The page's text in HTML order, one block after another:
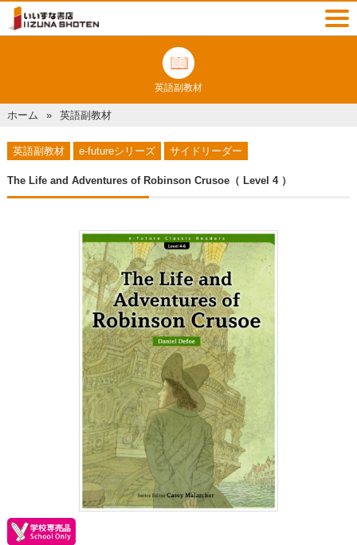
英語副教材
ホーム 英語副教材
英語副教材 e-futureシリーズ サイドリーダー
The Life and Adventures of Robinson Crusoe（ Level 4 ）